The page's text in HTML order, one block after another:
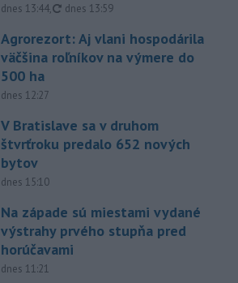
dnes 13:44, aktualizované
dnes 13:59
Agrorezort: Aj vlani hospodárila
väčšina roľníkov na výmere do
500 ha
dnes 12:27
V Bratislave sa v druhom
štvrťroku predalo 652 nových
bytov
dnes 15:10
Na západe sú miestami vydané
výstrahy prvého stupňa pred
horúčavami
dnes 11:21